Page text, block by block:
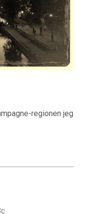
regionen jeg